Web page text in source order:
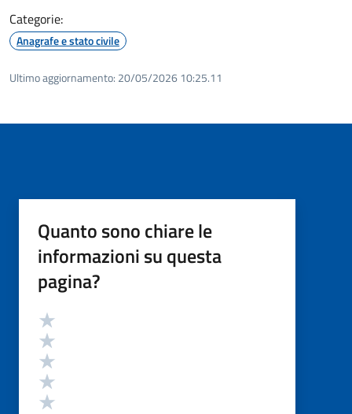
Categorie:
Anagrafe e stato civile
Ultimo aggiornamento: 20/05/2026 10:25.11
Quanto sono chiare le
informazioni su questa
pagina?
Valutazione